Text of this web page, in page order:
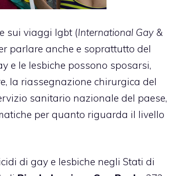
sui viaggi lgbt (International Gay &
parlare anche e soprattutto del
e le lesbiche possono sposarsi,
la riassegnazione chirurgica del
sanitario nazionale del paese,
per quanto riguarda il livello
di gay e lesbiche negli Stati di